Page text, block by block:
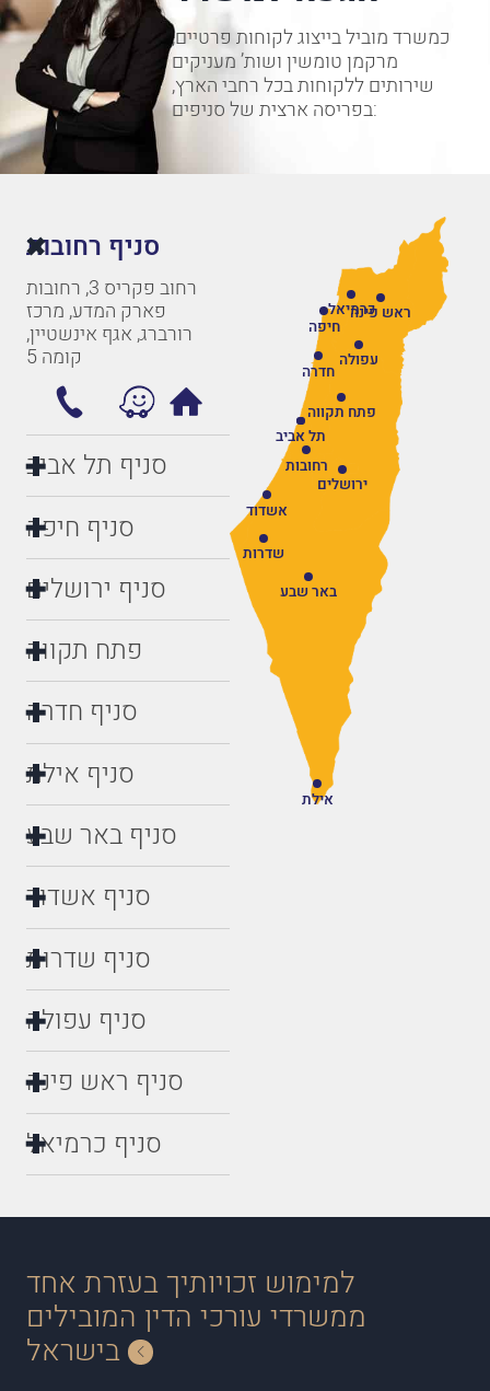
כמשרד מוביל בייצוג לקוחות פרטיים,
מרקמן טומשין ושות’ מעניקים
שירותים ללקוחות בכל רחבי הארץ,
בפריסה ארצית של סניפים:
סניף רחובות
רחוב פקריס 3, רחובות
פארק המדע, מרכז
רורברג, אגף אינשטיין,
קומה 5
סניף תל אביב
סניף חיפה
סניף ירושלים
פתח תקווה
סניף חדרה
סניף אילת
סניף באר שבע
סניף אשדוד
סניף שדרות
סניף עפולה
סניף ראש פינה
סניף כרמיאל
רחובות
תל אביב
חיפה
ירושלים
פתח תקווה
חדרה
אילת
באר שבע
אשדוד
שדרות
עפולה
ראש פינהכרמיאל
למימוש זכויותיך בעזרת אחד
ממשרדי עורכי הדין המובילים
בישראל